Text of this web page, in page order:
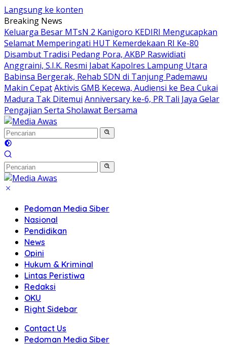
Langsung ke konten
Breaking News
Keluarga Besar MTsN 2 Kanigoro KEDIRI Mengucapkan
Selamat Memperingati HUT Kemerdekaan RI Ke-80
Disambut Tradisi Pedang Pora, AKBP Raswidiati
Anggraini, S.I.K. Resmi Jabat Kapolres Lampung Utara
Babinsa Bergerak, Rehab SDN di Tanjung Pademawu
Makin CepatAktivis GMB Kecewa, Audiensi ke Bea Cukai
Madura Tak Ditemui Anniversary ke-6, PR Tali Jaya Gelar
Pengajian Serta Sholawat Bersama
Pedoman Media Siber
Nasional
Pendidikan
News
Opini
Hukum & Kriminal
Lintas Peristiwa
Redaksi
OKU
Right Sidebar
Contact Us
Pedoman Media Siber